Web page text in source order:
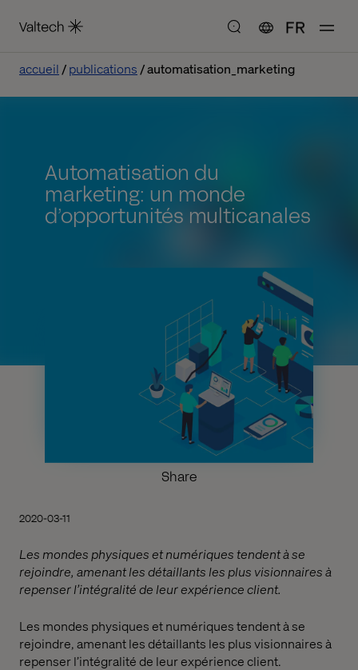
FR
accueil publications automatisation_marketing
Automatisation du
marketing: un monde
d’opportunités multicanales
Share
2020-03-11
Les mondes physiques et numériques tendent à se
rejoindre, amenant les détaillants les plus visionnaires à
repenser l’intégralité de leur expérience client.
Les mondes physiques et numériques tendent à se
rejoindre, amenant les détaillants les plus visionnaires à
repenser l’intégralité de leur expérience client.